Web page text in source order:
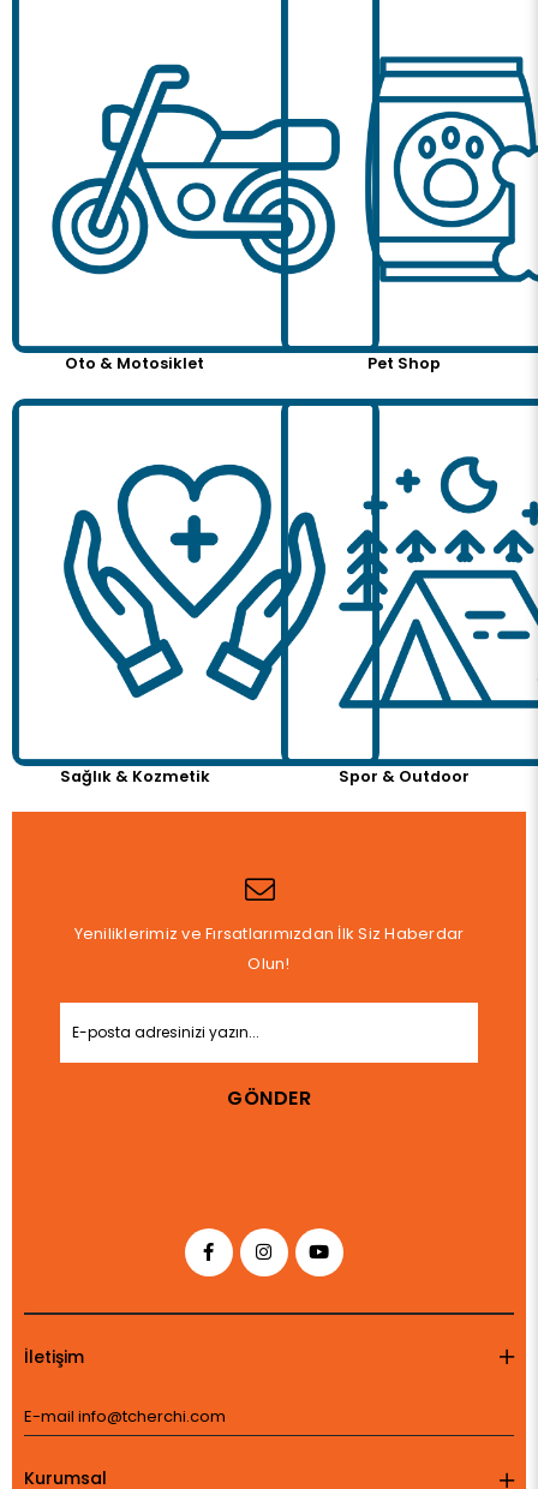
Oto & Motosiklet Pet Shop
Sağlık & Kozmetik Spor & Outdoor
Yeniliklerimiz ve Fırsatlarımızdan İlk Siz Haberdar
Olun!
GÖNDER
İletişim
E-mail info@tcherchi.com
Kurumsal